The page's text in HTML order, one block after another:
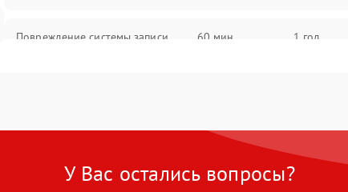
Повреждение системы записи 60 мин 1 год
Повреждение системы защиты от
перегрузок
60 мин 1 год
У Вас остались вопросы?